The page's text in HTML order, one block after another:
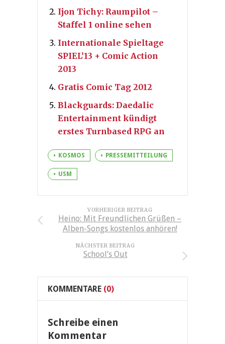
Ijon Tichy: Raumpilot –
Staffel 1 online sehen
Internationale Spieltage
SPIEL’13 + Comic Action
2013
Gratis Comic Tag 2012
Blackguards: Daedalic
Entertainment kündigt
erstes Turnbased RPG an
KOSMOS PRESSEMITTEILUNG
USM
VORHERIGER BEITRAG
Heino: Mit Freundlichen Grüßen –
Alben-Songs kostenlos anhören!
NÄCHSTER BEITRAG
School’s Out
KOMMENTARE (0)
Schreibe einen
Kommentar